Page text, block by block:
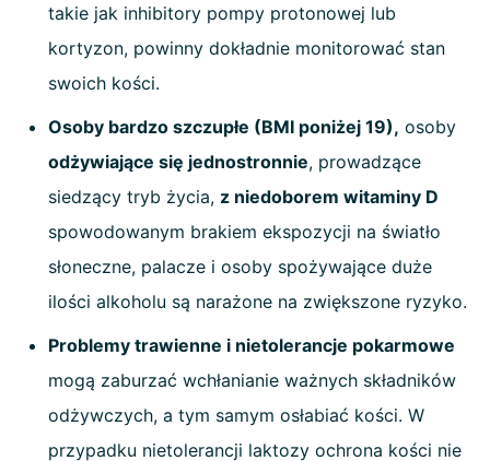
takie jak inhibitory pompy protonowej lub
kortyzon, powinny dokładnie monitorować stan
swoich kości.
Osoby bardzo szczupłe (BMI poniżej 19), osoby
odżywiające się jednostronnie, prowadzące
siedzący tryb życia, z niedoborem witaminy D
spowodowanym brakiem ekspozycji na światło
słoneczne, palacze i osoby spożywające duże
ilości alkoholu są narażone na zwiększone ryzyko.
Problemy trawienne i nietolerancje pokarmowe
mogą zaburzać wchłanianie ważnych składników
odżywczych, a tym samym osłabiać kości. W
przypadku nietolerancji laktozy ochrona kości nie